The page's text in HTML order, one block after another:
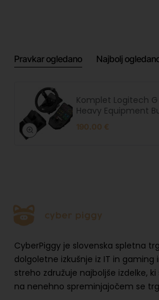
Pravkar ogledano Najbolj
Komplet Logitech G
Heavy Equipment
(kontroler za Farming
Simulator) -
190.00 €
CyberPiggy je slovenska spletna
dolgoletne izkušnje iz IT in
streho združuje najboljše izdelke,
na nenehno spreminjajočem se